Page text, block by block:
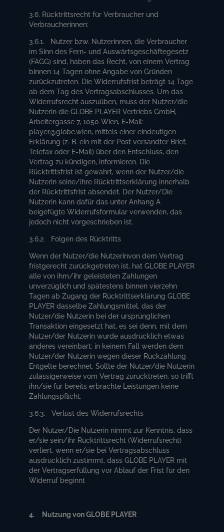
3.6. Rücktrittsrecht für Verbraucher und
Verbraucherinnen:
3.6.1. Nutzer bzw. Nutzerinnen, die Verbraucher
im Sinn des Fern- und Auswärtsgeschäftegesetz
(FAGG) sind, haben das Recht, von einem Vertrag
binnen 14 Tagen ohne Angabe von Gründen
zurückzutreten. Die Widerrufsfrist beträgt 14 Tage
ab dem Tag des Vertragsabschlusses. Um das
Widerrufsrecht auszuüben, muss der Nutzer/die
Nutzerin die GLOBE PLAYER Vertriebs GmbH,
Arbeitergasse 7, 1050 Wien, E-Mail:
player@globe.wien, mittels einer eindeutigen
Erklärung (z. B. ein mit der Post versandter Brief,
Telefax oder E-Mail) über den Entschluss, den
Vertrag zu kündigen, informieren. Die
Rücktrittsfrist ist gewahrt, wenn der Nutzer/die
Nutzerin seine/ihre Rücktrittserklärung innerhalb
der Rücktrittsfrist absendet. Der Nutzer/Die
Nutzerin kann dafür das unter Anhang A
beigefügte Widerrufsformular verwenden, das
jedoch nicht vorgeschrieben ist.
3.6.2. Folgen des Rücktritts
Wenn der Nutzer/die Nutzerinvon dem Vertrag
fristgerecht zurückgetreten ist, hat GLOBE PLAYER
alle von ihm/ihr geleisteten Zahlungen
unverzüglich und spätestens binnen vierzehn
Tagen ab Zugang der Rücktrittserklärung GLOBE
PLAYER dasselbe Zahlungsmittel, das der
Nutzer/die Nutzerin bei der ursprünglichen
Transaktion eingesetzt hat, es sei denn, mit dem
Nutzer/der Nutzerin wurde ausdrücklich etwas
anderes vereinbart; in keinem Fall werden dem
Nutzer/der Nutzerin wegen dieser Rückzahlung
Entgelte berechnet. Sollte der Nutzer/die Nutzerin
zulässigerweise vom Vertrag zurücktreten, so trifft
ihn/sie für bereits erbrachte Leistungen keine
Zahlungspflicht.
3.6.3. Verlust des Widerrufsrechts
Der Nutzer/Die Nutzerin nimmt zur Kenntnis, dass
er/sie sein/ihr Rücktrittsrecht (Widerrufsrecht)
verliert, wenn er/sie bei Vertragsabschluss
ausdrücklich zustimmt, dass GLOBE PLAYER mit
der Vertragserfüllung vor Ablauf der Frist für den
Widerruf beginnt
4. Nutzung von GLOBE PLAYER